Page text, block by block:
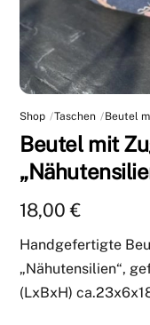
Shop Taschen Beutel
Beutel mit
18,00€
Handgefertigte
„Nähutensilien“,
(LxBxH)